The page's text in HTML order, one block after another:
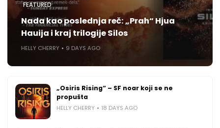
FEATURED
Nada kao poslednja reč: „Prah“ Hjua
Hauija i kraj trilogije Silos
HELLY CHERRY 9 DAYS AGO
„Osiris Rising“ – SF noar koji se ne
propušta
HELLY CHERRY 18 DAYS AGO